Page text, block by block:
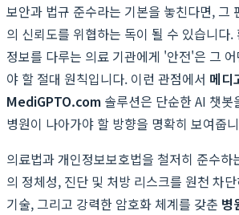
보안과 법규 준수라는 기본을 놓친다면, 그
의 신뢰도를 위협하는 독이 될 수 있습니다
정보를 다루는 의료 기관에게 '안전'은 그
야 할 절대 원칙입니다. 이런 관점에서 메디
MediGPTO.com 솔루션은 단순한 AI 챗
병원이 나아가야 할 방향을 명확히 보여줍
의료법과 개인정보보호법을 철저히 준수하
의 정체성, 진단 및 처방 리스크를 원천 차
기술, 그리고 강력한 암호화 체계를 갖춘 병